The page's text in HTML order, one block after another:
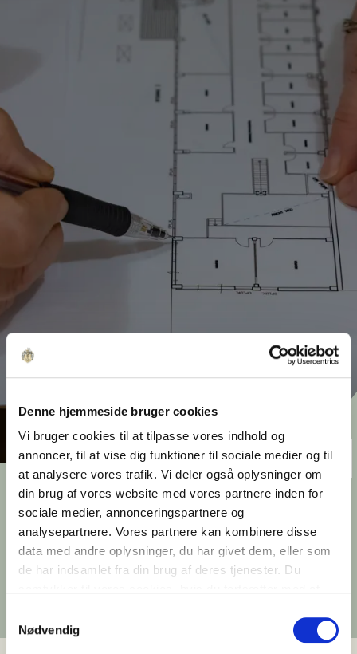
Denne hjemmeside bruger cookies
Vi bruger cookies til at tilpasse vores indhold og
annoncer, til at vise dig funktioner til sociale medier og til
at analysere vores trafik. Vi deler også oplysninger om
din brug af vores website med vores partnere inden for
sociale medier, annonceringspartnere og
analysepartnere. Vores partnere kan kombinere disse
data med andre oplysninger, du har givet dem, eller som
de har indsamlet fra din brug af deres tjenester. Du
Nødvendig
Sådan arbejder vi
Udvikling, drift og vedligeholdelse er samlet i
én organisation. Det skaber en tæt
sammenhæng mellem de beslutninger, der